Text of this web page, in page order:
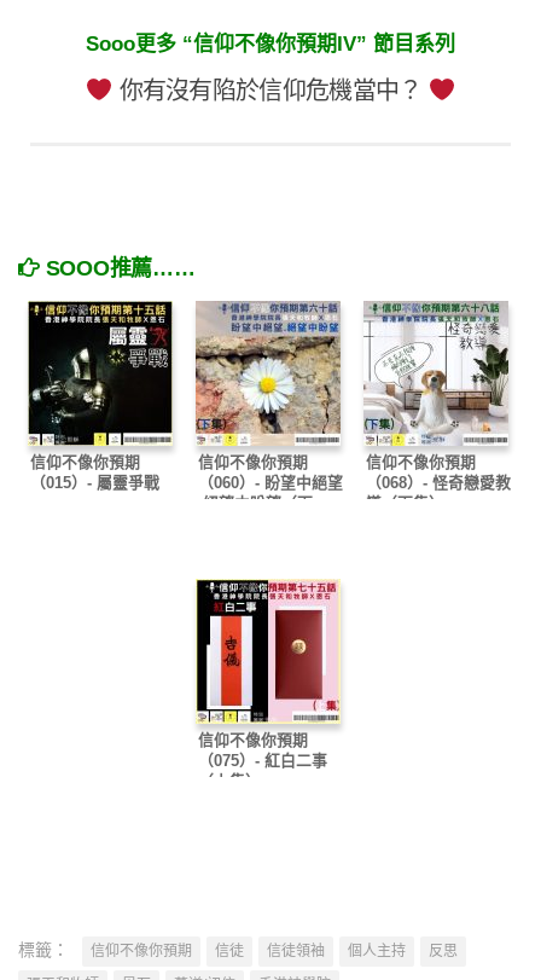
Sooo更多 “信仰不像你預期IV” 節目系列
你有沒有陷於信仰危機當中？
SOOO推薦……
信仰不像你預期
（015）- 屬靈爭戰
信仰不像你預期
（060）- 盼望中絕望
·絕望中盼望（下
信仰不像你預期
（068）- 怪奇戀愛教
導（下集）
信仰不像你預期
（075）- 紅白二事
（上集）
標籤： 信仰不像你預期 信徒 信徒領袖 個人主持
反思